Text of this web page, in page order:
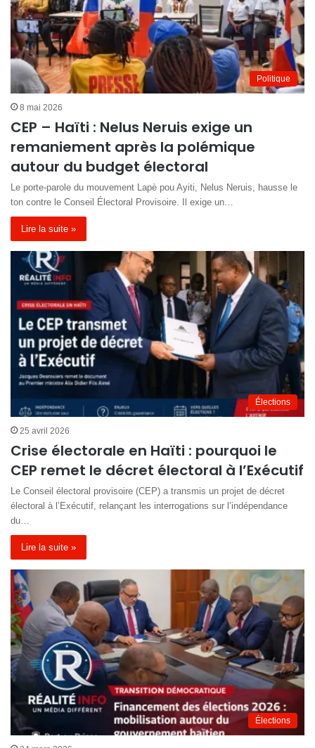
Politique
8 mai 2026
CEP – Haïti : Nelus Neruis exige un
remaniement après la polémique
autour du budget électoral
Le porte-parole du mouvement Lapè pou Ayiti, Nelus Neruis, hausse le
ton contre le Conseil Électoral Provisoire. Il exige un…
Lire la suite »
Élections
25 avril 2026
Crise électorale en Haïti : pourquoi le
CEP remet le décret électoral à l’Exécutif
Le Conseil électoral provisoire (CEP) a transmis un projet de décret
électoral à l’Exécutif, relançant les interrogations sur l’indépendance
du…
Lire la suite »
Élections